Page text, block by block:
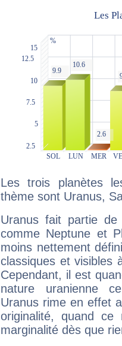
Les trois planètes
thème sont Uranus,
Uranus fait partie
comme Neptune et
moins nettement
classiques et visibles
Cependant, il est
nature uranienne
Uranus rime en effet
originalité, quand ce
marginalité dès que